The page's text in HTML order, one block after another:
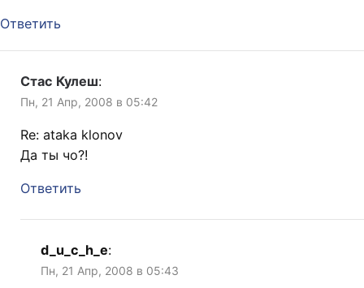
Ответить
Стас Кулеш:
Пн, 21 Апр, 2008 в 05:42
Re: ataka klonov
Да ты чо?!
Ответить
d_u_c_h_e:
Пн, 21 Апр, 2008 в 05:43